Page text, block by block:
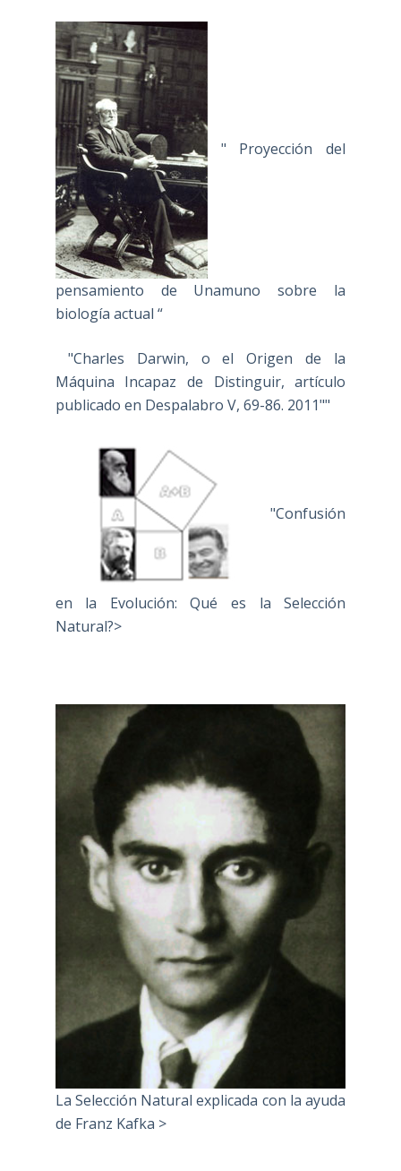
" Proyección del
pensamiento de Unamuno sobre la
biología actual “
"Charles Darwin, o el Origen de la
Máquina Incapaz de Distinguir, artículo
publicado en Despalabro V, 69-86. 2011""
"Confusión
en la Evolución: Qué es la Selección
Natural?>
La Selección Natural explicada con la ayuda
de Franz Kafka >